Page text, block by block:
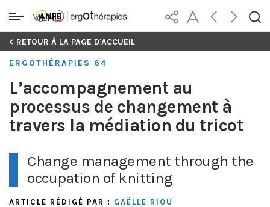
Skip
MENU
< RETOUR À LA PAGE D'ACCUEIL
ERGOTHÉRAPIES 64
L’accompagnement au
processus de changement à
travers la médiation du tricot
Change management through the
occupation of knitting
ARTICLE RÉDIGÉ PAR : GAËLLE RIOU